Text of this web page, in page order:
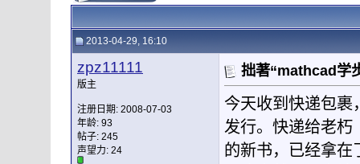
2013-04-29, 16:10
zpz11111
版主
注册日期: 2008-07-03
年龄: 93
帖子: 245
声望力: 24
拙著“mathcad学
今天收到快递包裹
发行。快递给老朽
的新书，已经拿在